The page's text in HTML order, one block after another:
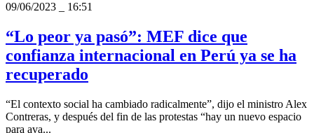
09/06/2023
16:51
“Lo peor ya pasó”: MEF dice que
confianza internacional en Perú ya se ha
recuperado
“El contexto social ha cambiado radicalmente”, dijo el ministro Alex
Contreras, y después del fin de las protestas “hay un nuevo espacio
para ava...